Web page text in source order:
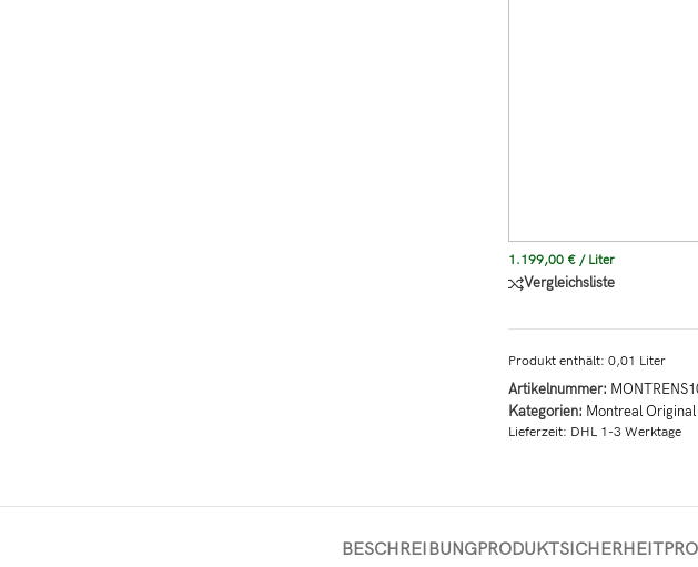
1.199,00 € / Liter
Vergleichsliste
Produkt enthält: 0,01 Liter
Artikelnummer:
Kategorien: Montreal
Lieferzeit: DHL 1-3 Werktage
BESCHREIBUNGPRODUKTSICHERHEIT